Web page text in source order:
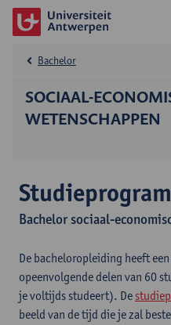
SOCIAAL-
WETENSCHAPPEN
Bachelor
Bachelor sociaal-
De bacheloropleiding heeft
opeenvolgende delen van 60
je voltijds studeert). De
beeld van de tijd die je zal